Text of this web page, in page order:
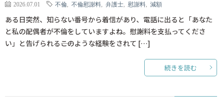
2026.07.01 不倫 不倫慰謝料 弁護士 慰謝料 減額
ある日突然、知らない番号から着信があり、電話に出ると「あなた
と私の配偶者が不倫をしていますよね。慰謝料を支払ってくださ
い」と告げられる――このような経験をされて […]
続きを読む